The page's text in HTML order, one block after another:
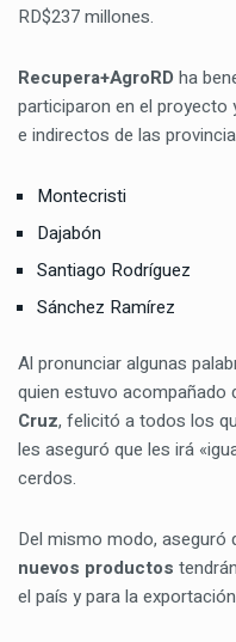
RD$237 millones.
Recupera+AgroRD ha
participaron en el proyecto
e indirectos de las
Montecristi
Dajabón
Santiago Rodríguez
Sánchez Ramírez
Al pronunciar algunas
quien estuvo acompañado
Cruz, felicitó a todos los
les aseguró que les irá
cerdos.
Del mismo modo, aseguró
nuevos productos
el país y para la